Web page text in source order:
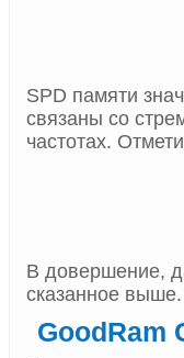
SPD памяти
связаны со
частотах.
В довершение,
сказанное выше.
GoodRam